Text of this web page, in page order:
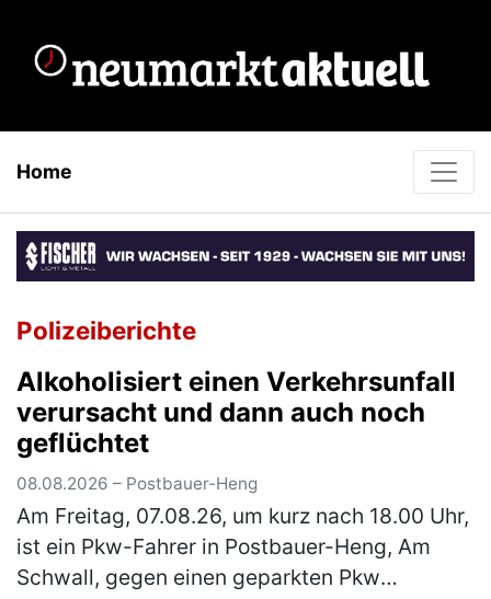
Home
Polizeiberichte
Alkoholisiert einen Verkehrsunfall
verursacht und dann auch noch
geflüchtet
08.08.2026 – Postbauer-Heng
Am Freitag, 07.08.26, um kurz nach 18.00 Uhr,
ist ein Pkw-Fahrer in Postbauer-Heng, Am
Schwall, gegen einen geparkten Pkw